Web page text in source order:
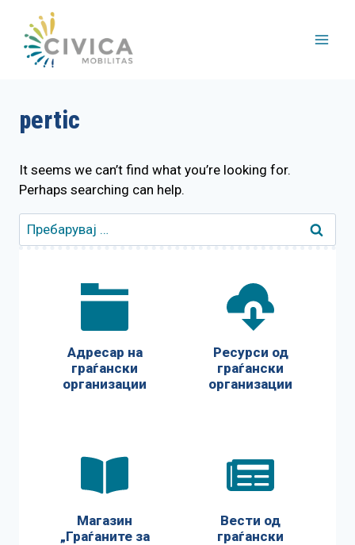
content
pertic
It seems we can’t find what you’re looking for.
Perhaps searching can help.
Пребарувај
за:
Адресар на
граѓански
организации
Ресурси од
граѓански
организации
Магазин
„Граѓаните за
Вести од
граѓански